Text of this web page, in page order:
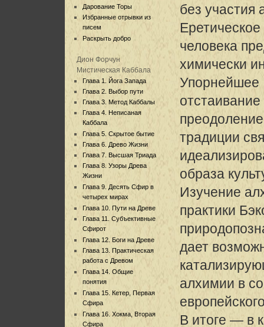
Дарование Торы
Избранные отрывки из
писем
Раскрыть добро
Дион Форчун
Мистическая Каббала
Глава 1. Йога Запада
Глава 2. Выбор пути
Глава 3. Метод Каббалы
Глава 4. Неписаная
Каббала
Глава 5. Скрытое бытие
Глава 6. Древо Жизни
Глава 7. Высшая Триада
Глава 8. Узоры Древа
Жизни
Глава 9. Десять Сфир в
четырех мирах
Глава 10. Пути на Древе
Глава 11. Субъективные
Сфирот
Глава 12. Боги на Древе
Глава 13. Практическая
работа с Древом
Глава 14. Общие
понятия
Глава 15. Кетер, Первая
Сфира
Глава 16. Хокма, Вторая
Сфира
без участия
человека
химически
Упорнейшее
традиции
образа
Изучение
практики
дает
алхимии в
В итоге — в